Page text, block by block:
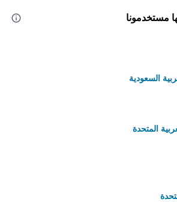
مستخدمونا
السعودية
المتحدة